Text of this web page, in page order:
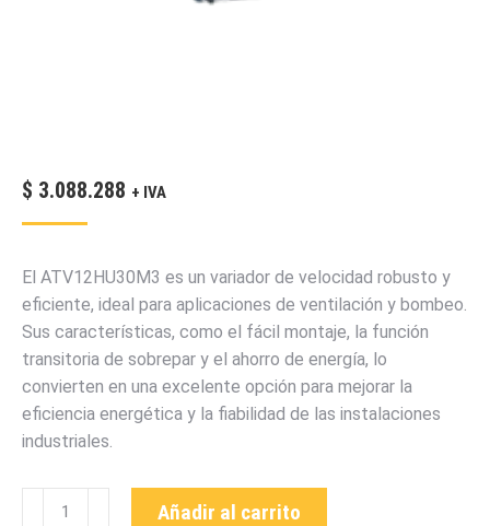
$ 3.088.288 + IVA
El ATV12HU30M3 es un variador de velocidad robusto y
eficiente, ideal para aplicaciones de ventilación y bombeo.
Sus características, como el fácil montaje, la función
transitoria de sobrepar y el ahorro de energía, lo
convierten en una excelente opción para mejorar la
eficiencia energética y la fiabilidad de las instalaciones
industriales.
ATV12HU30M3
Añadir al carrito